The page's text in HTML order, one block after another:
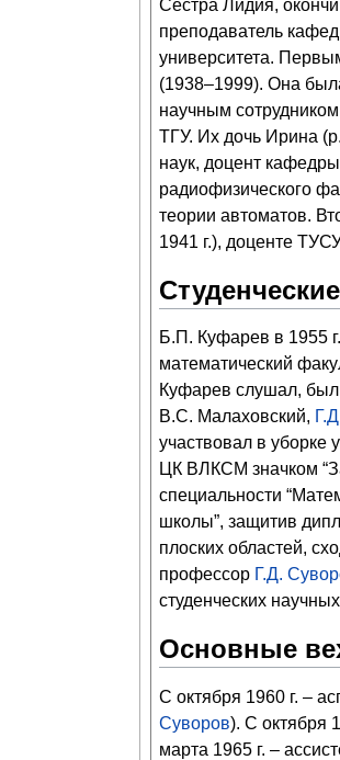
Сестра Лидия,
преподаватель
университета.
(1938–1999). Она
научным
ТГУ. Их дочь Ирина
наук, доцент кафедры
радиофизического
теории автоматов.
1941 г.), доценте
Б.П. Куфарев в 1955
математический
Куфарев слушал,
В.С. Малаховский,
участвовал в уборке
ЦК ВЛКСМ значком
специальности
школы”, защитив
плоских областей,
профессор Г.Д.
студенческих
Основные
С октября 1960 г. –
Суворов). С октября
марта 1965г. –